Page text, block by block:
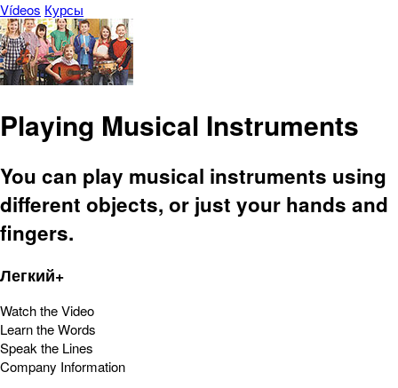
Vídeos Курсы
Playing Musical Instruments
You can play musical instruments using
different objects, or just your hands and
fingers.
Легкий+
Watch the Video
Learn the Words
Speak the Lines
Company Information